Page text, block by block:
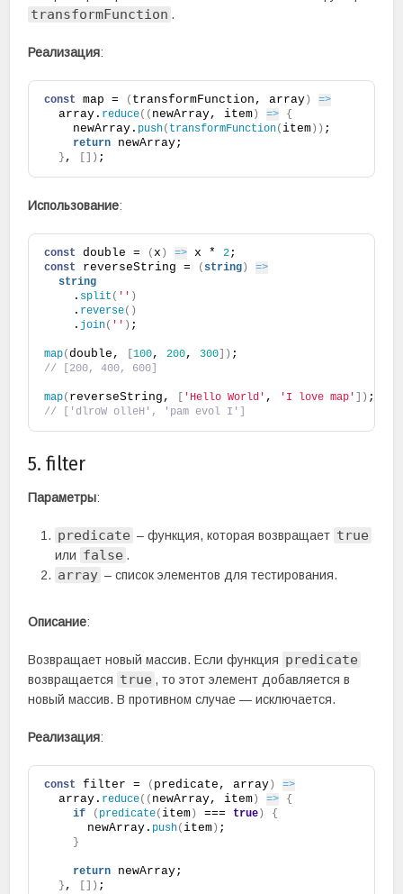
transformFunction .
Реализация:
const map = ( transformFunction, array ) =>
  array.
reduce( ( newArray, item ) => {
    newArray.
push( transformFunction( item ) ) ;
return newArray;
} , ) ;
Использование:
const double = (x ) => x * 2;
const reverseString = ( string )
=>
string
    .
split ( '' )
    .
reverse( )
    .
join( '' ) ;
map(double, [100, 200, 300 ) ;
// [200, 400, 600]
map( reverseString, 'Hello World' , 'I love map' ) ;
// ['dlroW olleH', 'pam evol I']
5. filter
Параметры:
predicate – функция, которая возвращает true
или false .
array – список элементов для тестирования.
Описание:
Возвращает новый массив. Если функция predicate
возвращается true , то этот элемент добавляется в
новый массив. В противном случае — исключается.
Реализация:
const filter = ( predicate, array ) =>
  array.
reduce( ( newArray, item ) =>
{
if
( predicate( item ) === true ) {
      newArray.
push( item ) ;
}
return newArray;
} , ) ;